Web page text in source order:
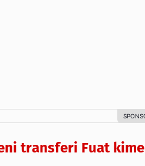
transferi Fuat kime